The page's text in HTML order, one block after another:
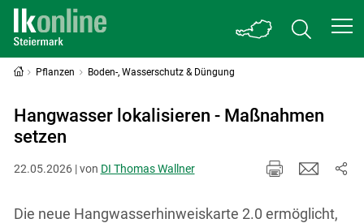
Pflanzen Boden-, Wasserschutz & Düngung
Hangwasser lokalisieren - Maßnahmen
setzen
22.05.2026 | von DI Thomas Wallner
Die neue Hangwasserhinweiskarte 2.0 ermöglicht,